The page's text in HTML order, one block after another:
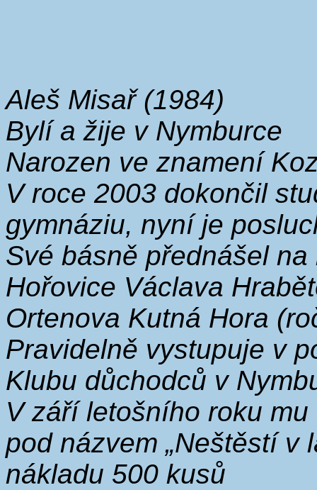
Aleš Misař (1984)
Bylí a žije v Nymburce
Narozen ve znamení
V roce 2003 dokončil
gymnáziu, nyní je
Své básně přednášel
Hořovice Václava
Ortenova Kutná Hora
Pravidelně vystupuje v
Klubu důchodců v
V září letošního roku
pod názvem „Neštěstí v
nákladu 500 kusů